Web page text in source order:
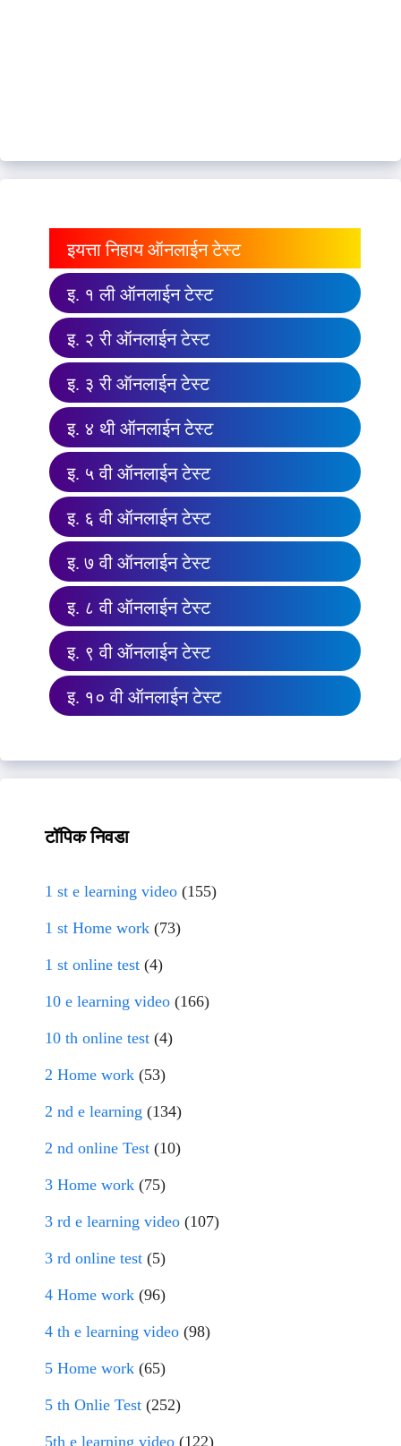
इयत्ता निहाय ऑनलाईन टेस्ट
इ. १ ली ऑनलाईन टेस्ट
इ. २ री ऑनलाईन टेस्ट
इ. ३ री ऑनलाईन टेस्ट
इ. ४ थी ऑनलाईन टेस्ट
इ. ५ वी ऑनलाईन टेस्ट
इ. ६ वी ऑनलाईन टेस्ट
इ. ७ वी ऑनलाईन टेस्ट
इ. ८ वी ऑनलाईन टेस्ट
इ. ९ वी ऑनलाईन टेस्ट
इ. १० वी ऑनलाईन टेस्ट
टॉपिक निवडा
1 st e learning video (155)
1 st Home work (73)
1 st online test (4)
10 e learning video (166)
10 th online test (4)
2 Home work (53)
2 nd e learning (134)
2 nd online Test (10)
3 Home work (75)
3 rd e learning video (107)
3 rd online test (5)
4 Home work (96)
4 th e learning video (98)
5 Home work (65)
5 th Onlie Test (252)
5th e learning video (122)